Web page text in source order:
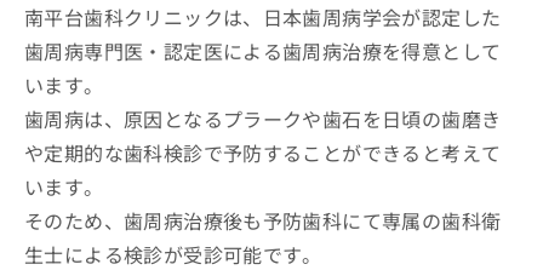
南平台歯科クリニックは、日本歯周病学会が認定した
歯周病専門医・認定医による歯周病治療を得意として
います。
歯周病は、原因となるプラークや歯石を日頃の歯磨き
や定期的な歯科検診で予防することができると考えて
います。
そのため、歯周病治療後も予防歯科にて専属の歯科衛
生士による検診が受診可能です。